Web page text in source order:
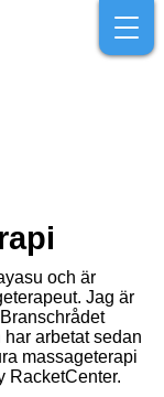
och är
Jag är
arbetat sedan
massageterapi
RacketCenter.